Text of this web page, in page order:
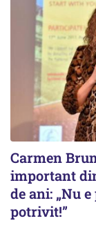
Carmen
important
de ani: „Nu
potrivit!”